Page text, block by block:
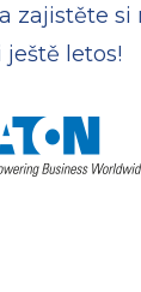
zajistěte si
letos!